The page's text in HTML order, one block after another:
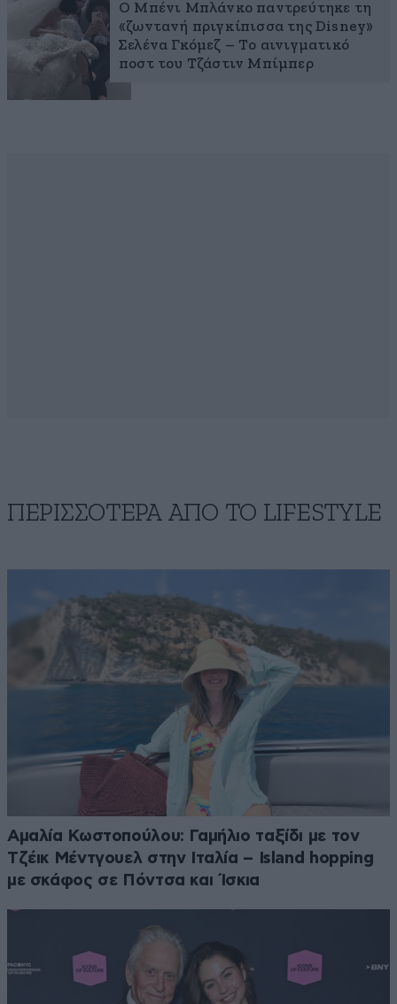
Ο Μπένι Μπλάνκο παντρεύτηκε τη
«ζωντανή πριγκίπισσα της Disney»
Σελένα Γκόμεζ – Το αινιγματικό
ποστ του Τζάστιν Μπίμπερ
ΠΕΡΙΣΣΟΤΕΡΑ ΑΠΟ ΤΟ LIFESTYLE
Αμαλία Κωστοπούλου: Γαμήλιο ταξίδι με τον
Τζέικ Μέντγουελ στην Ιταλία – Island hopping
με σκάφος σε Πόντσα και Ίσκια